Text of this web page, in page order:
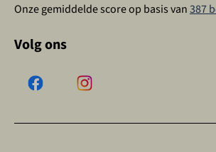
Onze gemiddelde score op basis van387
Volg ons